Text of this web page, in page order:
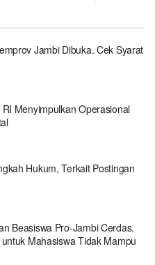
Jambi Dibuka. Cek Syarat
Menyimpulkan Operasional
Hukum, Terkait Postingan
Beasiswa Pro-Jambi Cerdas.
Mahasiswa Tidak Mampu